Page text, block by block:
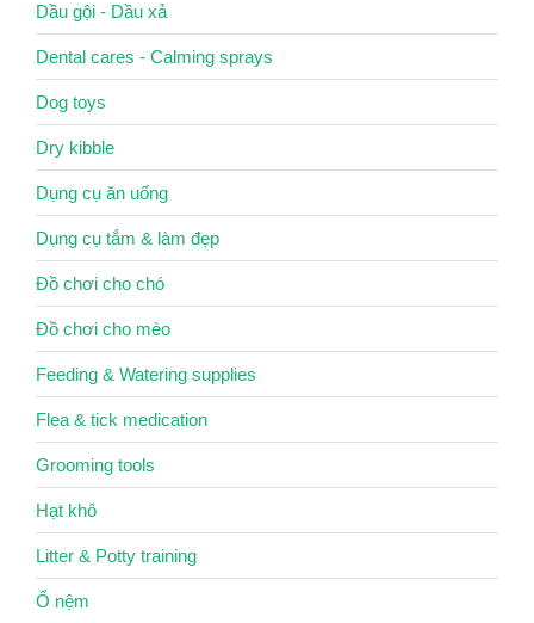
Dầu gội - Dầu xả
Dental cares - Calming sprays
Dog toys
Dry kibble
Dụng cụ ăn uống
Dụng cụ tắm & làm đẹp
Đồ chơi cho chó
Đồ chơi cho mèo
Feeding & Watering supplies
Flea & tick medication
Grooming tools
Hạt khô
Litter & Potty training
Ổ nệm